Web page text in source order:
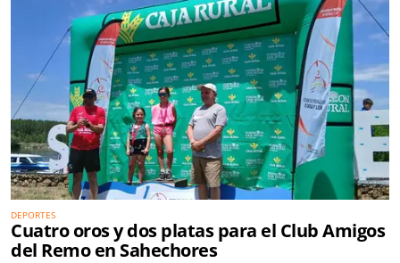
DEPORTES
Cuatro oros y dos platas para el Club Amigos
del Remo en Sahechores